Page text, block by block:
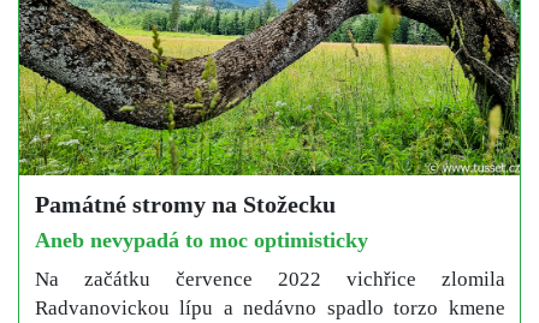
Památné stromy na Stožecku
Aneb nevypadá to moc optimisticky
Na začátku července 2022 vichřice zlomila
Radvanovickou lípu a nedávno spadlo torzo kmene